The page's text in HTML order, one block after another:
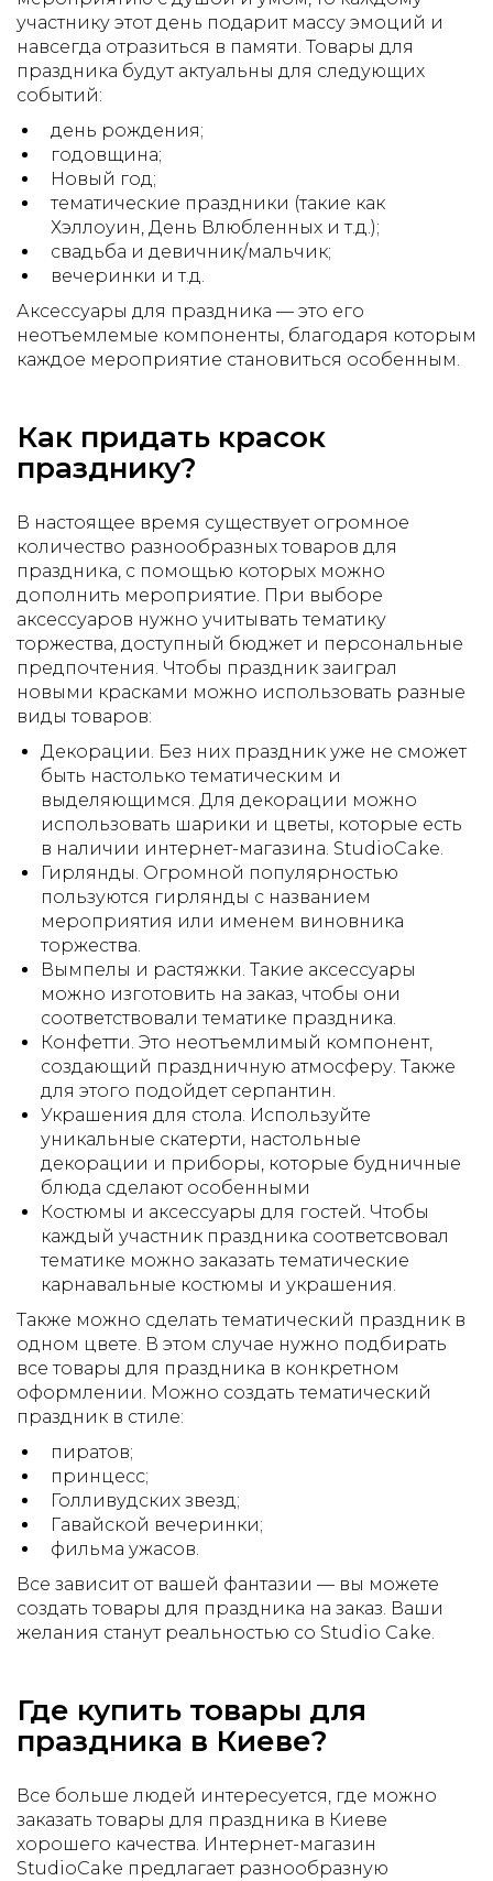
участнику этот день подарит массу эмоций и
навсегда отразиться в памяти. Товары для
праздника будут актуальны для следующих
событий:
день рождения;
годовщина;
Новый год;
тематические праздники (такие как
Хэллоуин, День Влюбленных и т.д.);
свадьба и девичник/мальчик;
вечеринки и т.д.
Аксессуары для праздника — это его
неотъемлемые компоненты, благодаря которым
каждое мероприятие становиться особенным.
Как придать красок
празднику?
В настоящее время существует огромное
количество разнообразных товаров для
праздника, с помощью которых можно
дополнить мероприятие. При выборе
аксессуаров нужно учитывать тематику
торжества, доступный бюджет и персональные
предпочтения. Чтобы праздник заиграл
новыми красками можно использовать разные
виды товаров:
Декорации. Без них праздник уже не сможет
быть настолько тематическим и
выделяющимся. Для декорации можно
использовать шарики и цветы, которые есть
в наличии интернет-магазина. StudioCake.
Гирлянды. Огромной популярностью
пользуются гирлянды с названием
мероприятия или именем виновника
торжества.
Вымпелы и растяжки. Такие аксессуары
можно изготовить на заказ, чтобы они
соответствовали тематике праздника.
Конфетти. Это неотъемлимый компонент,
создающий праздничную атмосферу. Также
для этого подойдет серпантин.
Украшения для стола. Используйте
уникальные скатерти, настольные
декорации и приборы, которые будничные
блюда сделают особенными
Костюмы и аксессуары для гостей. Чтобы
каждый участник праздника соответсвовал
тематике можно заказать тематические
карнавальные костюмы и украшения.
Также можно сделать тематический праздник в
одном цвете. В этом случае нужно подбирать
все товары для праздника в конкретном
оформлении. Можно создать тематический
праздник в стиле:
пиратов;
принцесс;
Голливудских звезд;
Гавайской вечеринки;
фильма ужасов.
Все зависит от вашей фантазии — вы можете
создать товары для праздника на заказ. Ваши
желания станут реальностью со Studio Cake.
Где купить товары для
праздника в Киеве?
Все больше людей интересуется, где можно
заказать товары для праздника в Киеве
хорошего качества. Интернет-магазин
StudioCake предлагает разнообразную